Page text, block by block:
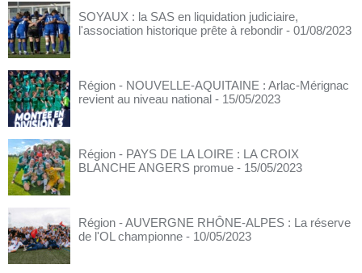
SOYAUX : la SAS en liquidation judiciaire,
l'association historique prête à rebondir - 01/08/2023
Région - NOUVELLE-AQUITAINE : Arlac-Mérignac
revient au niveau national - 15/05/2023
Région - PAYS DE LA LOIRE : LA CROIX
BLANCHE ANGERS promue - 15/05/2023
Région - AUVERGNE RHÔNE-ALPES : La réserve
de l'OL championne - 10/05/2023